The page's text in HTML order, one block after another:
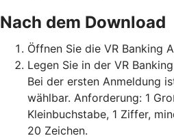
Nach dem Download
Öffnen Sie die VR Banking
Legen Sie in der VR
Bei der ersten Anmeldung
wählbar. Anforderung: 1
Kleinbuchstabe, 1 Ziffer,
20 Zeichen.